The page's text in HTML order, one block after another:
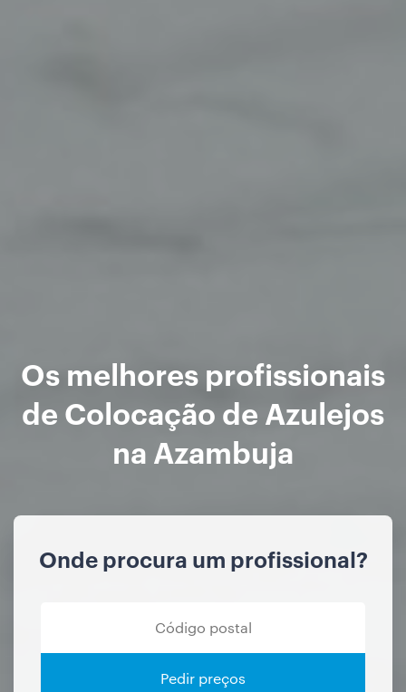
Os melhores profissionais
de Colocação de Azulejos
na Azambuja
Onde procura um profissional?
Pedir preços